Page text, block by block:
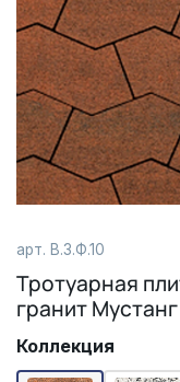
арт. В.3.Ф.10
Тротуарная
гранит Мустанг
Коллекция